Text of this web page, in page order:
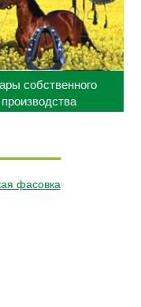
собственного
производства
фасовка